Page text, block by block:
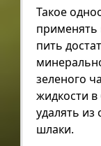
Такое
применять
пить
зеленого
жидкости
удалять
шлаки.